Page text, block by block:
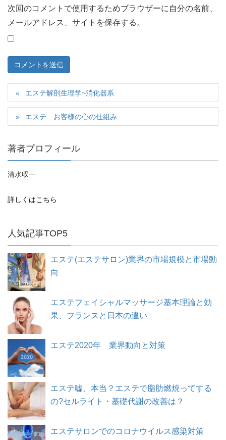
次回のコメントで使用するためブラウザーに自分の名前、
メールアドレス、サイトを保存する。
エステ解剖生理学~消化器系
エステ お客様の心の仕組み
著者プロフィール
清水収一
詳しくはこちら
人気記事TOP5
エステ(エステサロン)業界の市場規模と市場動
向
エステフェイシャルマッサージ基本理論と効
果、フランスと日本の違い
エステ2020年 業界動向と対策
エステ嘘、本当？エステで脂肪燃焼ってする
の?セルライト・基礎代謝の改善は？
エステサロンでのコロナウイルス感染対策